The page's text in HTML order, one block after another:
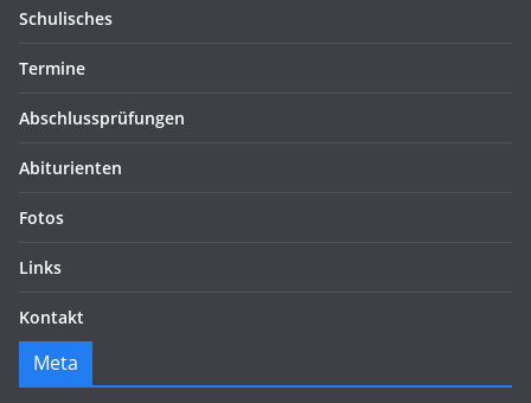
Schulisches
Termine
Abschlussprüfungen
Abiturienten
Fotos
Links
Kontakt
Meta